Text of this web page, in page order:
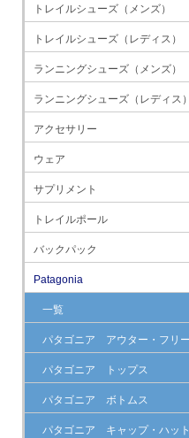
トレイルシューズ（メンズ）
トレイルシューズ（レディス）
ランニングシューズ（メンズ）
ランニングシューズ（レディス）
アクセサリー
ウェア
サプリメント
トレイルポール
バックパック
Patagonia
一覧
パタゴニア アウター・フリ
パタゴニア トップス
パタゴニア ボトムス
パタゴニア キャップ・ハッ